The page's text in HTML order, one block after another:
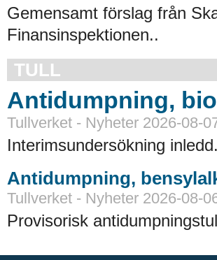
Gemensamt förslag från
Finansinspektionen..
TULL
Antidumpning,
Tullverket - Nyheter 2026-08-
Interimsundersökning
Antidumpning,
Tullverket - Nyheter 2026-08-
Provisorisk